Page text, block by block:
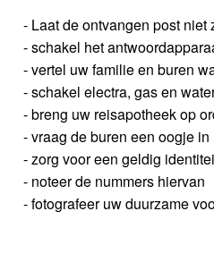
- Laat de ontvangen post niet
- schakel het
- vertel uw familie en buren
- schakel electra, gas en
- breng uw reisapotheek op
- vraag de buren een oogje
- zorg voor een geldig
- noteer de nummers hiervan
- fotografeer uw duurzame